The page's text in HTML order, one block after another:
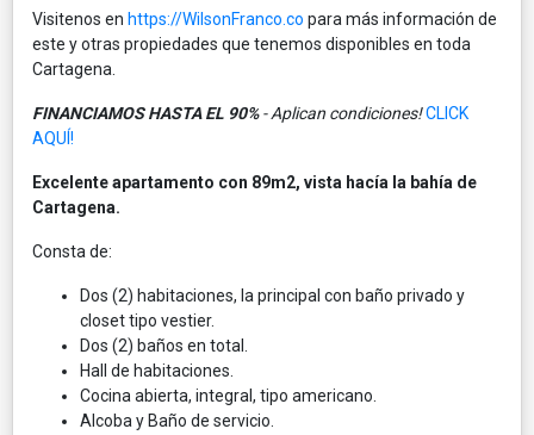
Visitenos en https://WilsonFranco.co para más información de
este y otras propiedades que tenemos disponibles en toda
Cartagena.
FINANCIAMOS HASTA EL 90%- Aplican condiciones!CLICK
AQUÍ!
Excelente apartamento con 89m2, vista hacía la bahía de
Cartagena.
Consta de:
Dos (2) habitaciones, la principal con baño privado y
closet tipo vestier.
Dos (2) baños en total.
Hall de habitaciones.
Cocina abierta, integral, tipo americano.
Alcoba y Baño de servicio.